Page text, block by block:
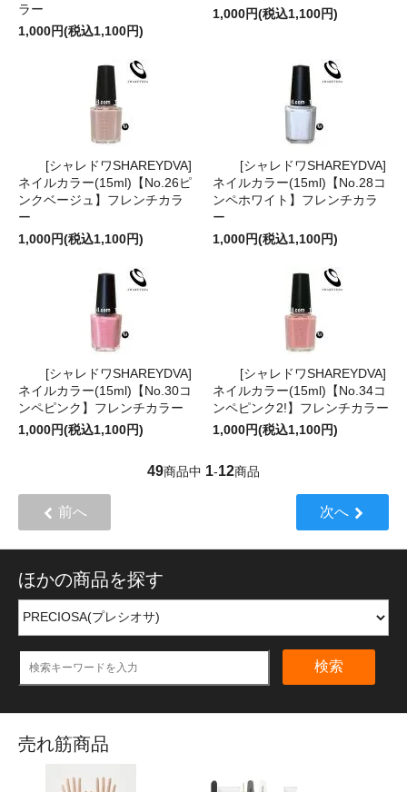
ラー
1,000円(税込1,100円)
1,000円(税込1,100円)
[シャレドワSHAREYDVA]
ネイルカラー(15ml)【No.26ピ
ンクベージュ】フレンチカラ
ー
1,000円(税込1,100円)
[シャレドワSHAREYDVA]
ネイルカラー(15ml)【No.28コ
ンペホワイト】フレンチカラ
ー
1,000円(税込1,100円)
[シャレドワSHAREYDVA]
ネイルカラー(15ml)【No.30コ
ンペピンク】フレンチカラー
1,000円(税込1,100円)
[シャレドワSHAREYDVA]
ネイルカラー(15ml)【No.34コ
ンペピンク2!】フレンチカラー
1,000円(税込1,100円)
49商品中 1-12商品
前へ 次へ
ほかの商品を探す
検索
売れ筋商品